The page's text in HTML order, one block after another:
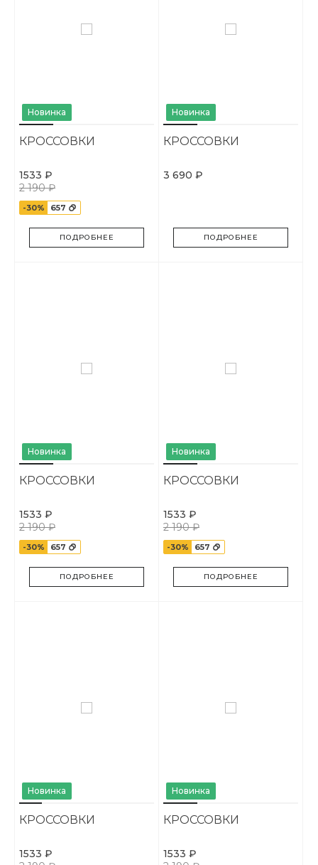
Новинка
КРОССОВКИ
1533 ₽
2 190 ₽
-30% 657
ПОДРОБНЕЕ
Новинка
КРОССОВКИ
3 690 ₽
ПОДРОБНЕЕ
Новинка
КРОССОВКИ
1533 ₽
2 190 ₽
-30% 657
ПОДРОБНЕЕ
Новинка
КРОССОВКИ
1533 ₽
2 190 ₽
-30% 657
ПОДРОБНЕЕ
Новинка
КРОССОВКИ
1533 ₽
Новинка
КРОССОВКИ
1533 ₽